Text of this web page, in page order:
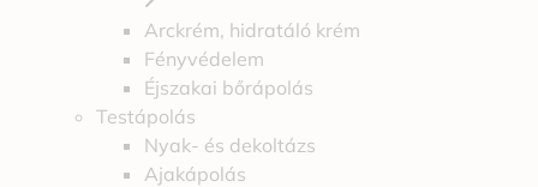
Arckrém, hidratáló krém
Fényvédelem
Éjszakai bőrápolás
Testápolás
Nyak- és dekoltázs
Ajakápolás